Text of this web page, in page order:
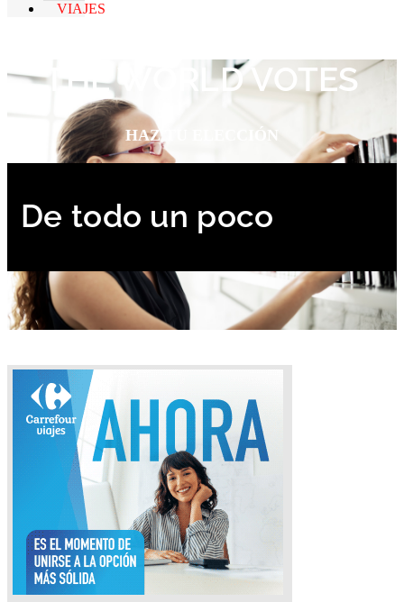
VIAJES
THE WORLD VOTES
HAZ TU ELECCIÓN
De todo un poco